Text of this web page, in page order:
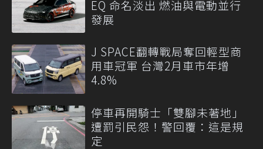
EQ 命名淡出 燃油與電動並行
發展
J SPACE翻轉戰局奪回輕型商
用車冠軍 台灣2月車市年增
4.8%
停車再開騎士「雙腳未著地」
遭罰引民怨！警回覆：這是規
定